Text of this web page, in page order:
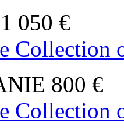
1 050 €
Collection
800 €
Collection